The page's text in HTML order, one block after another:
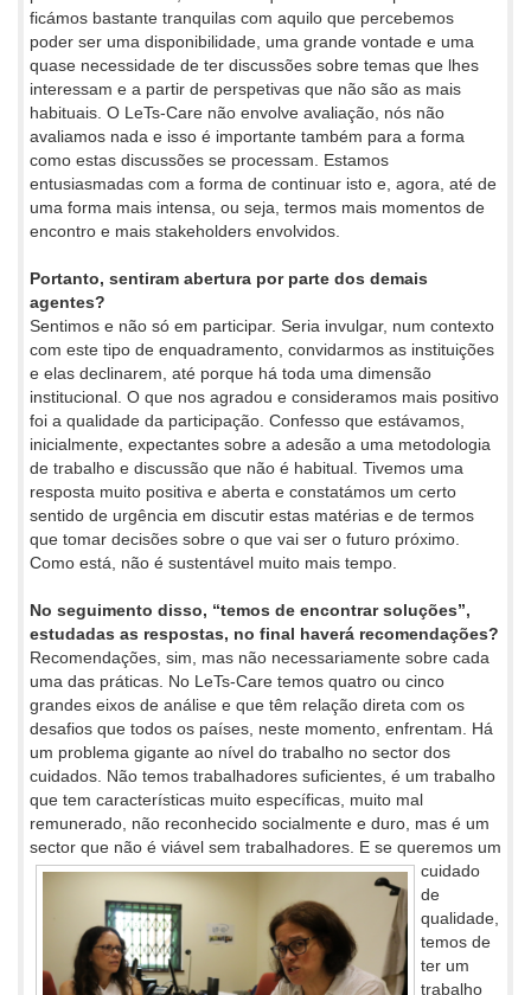
ficámos bastante tranquilas com aquilo que percebemos
poder ser uma disponibilidade, uma grande vontade e uma
quase necessidade de ter discussões sobre temas que lhes
interessam e a partir de perspetivas que não são as mais
habituais. O LeTs-Care não envolve avaliação, nós não
avaliamos nada e isso é importante também para a forma
como estas discussões se processam. Estamos
entusiasmadas com a forma de continuar isto e, agora, até de
uma forma mais intensa, ou seja, termos mais momentos de
encontro e mais stakeholders envolvidos.
Portanto, sentiram abertura por parte dos demais
agentes?
Sentimos e não só em participar. Seria invulgar, num contexto
com este tipo de enquadramento, convidarmos as instituições
e elas declinarem, até porque há toda uma dimensão
institucional. O que nos agradou e consideramos mais positivo
foi a qualidade da participação. Confesso que estávamos,
inicialmente, expectantes sobre a adesão a uma metodologia
de trabalho e discussão que não é habitual. Tivemos uma
resposta muito positiva e aberta e constatámos um certo
sentido de urgência em discutir estas matérias e de termos
que tomar decisões sobre o que vai ser o futuro próximo.
Como está, não é sustentável muito mais tempo.
No seguimento disso, “temos de encontrar soluções”,
estudadas as respostas, no final haverá recomendações?
Recomendações, sim, mas não necessariamente sobre cada
uma das práticas. No LeTs-Care temos quatro ou cinco
grandes eixos de análise e que têm relação direta com os
desafios que todos os países, neste momento, enfrentam. Há
um problema gigante ao nível do trabalho no sector dos
cuidados. Não temos trabalhadores suficientes, é um trabalho
que tem características muito específicas, muito mal
remunerado, não reconhecido socialmente e duro, mas é um
sector que não é viável sem trabalhadores. E se queremos um
cuidado
de
qualidade,
temos de
ter um
trabalho